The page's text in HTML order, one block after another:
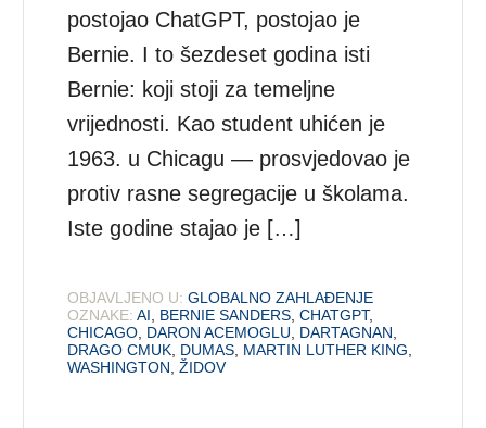
postojao ChatGPT, postojao je
Bernie. I to šezdeset godina isti
Bernie: koji stoji za temeljne
vrijednosti. Kao student uhićen je
1963. u Chicagu — prosvjedovao je
protiv rasne segregacije u školama.
Iste godine stajao je […]
OBJAVLJENO U: GLOBALNO ZAHLAĐENJE
OZNAKE: AI BERNIE SANDERS ,CHATGPT,
CHICAGO DARON ACEMOGLU DARTAGNAN
DRAGO CMUK DUMAS MARTIN LUTHER KING
WASHINGTON ,ŽIDOV